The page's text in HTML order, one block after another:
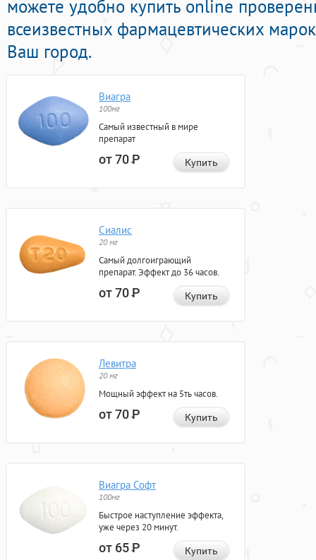
можете удобно купить online
всеизвестных фармацевтических
Ваш город.
Виагра
100мг
Самый известный в мире
препарат
от 70Р Купить
Сиалис
20 мг
Самый долгоиграющий
препарат. Эффект до 36 часов.
от 70Р Купить
Левитра
20 мг
Мощный эффект на 5ть часов.
от 70Р Купить
Виагра Софт
100мг
Быстрое наступление эффекта,
уже через 20 минут.
от 65Р Купить